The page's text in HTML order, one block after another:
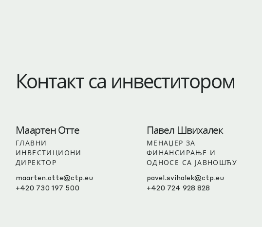
Контакт са инвеститором
Маартен Отте
ГЛАВНИ
ИНВЕСТИЦИОНИ
ДИРЕКТОР
maarten.otte@ctp.eu
+420 730 197 500
Павел Швихалек
МЕНАЏЕР ЗА
ФИНАНСИРАЊЕ И
ОДНОСЕ СА ЈАВНОШЋУ
pavel.svihalek@ctp.eu
+420 724 928 828